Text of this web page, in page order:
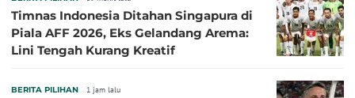
Timnas Indonesia Ditahan Singapura di
Piala AFF 2026, Eks Gelandang Arema:
Lini Tengah Kurang Kreatif
BERITA PILIHAN 1 jam lalu